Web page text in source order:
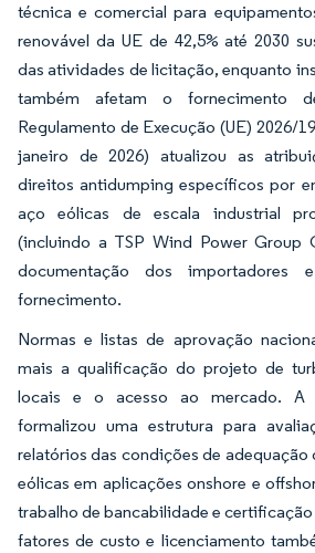
técnica e comercial para
renovável da UE de 42,5% até 2030
das atividades de licitação, enquanto
também afetam o fornecimento
Regulamento de Execução (UE) 2026/
janeiro de 2026) atualizou as
direitos antidumping específicos por
aço eólicas de escala industrial
(incluindo a TSP Wind Power Group
documentação dos importadores
fornecimento.
Normas e listas de aprovação
mais a qualificação do projeto de
locais e o acesso ao mercado. A
formalizou uma estrutura para
relatórios das condições de adequação
eólicas em aplicações onshore e
trabalho de bancabilidade e
fatores de custo e licenciamento